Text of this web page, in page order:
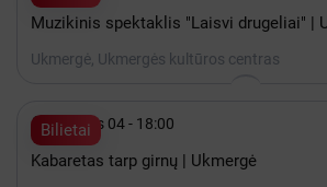
Muzikinis spektaklis "Laisvi drugeliai" |
Ukmergė, Ukmergės kultūros centras
Bilietai
 Gruodis 04 - 18:00
Kabaretas tarp girnų | Ukmergė